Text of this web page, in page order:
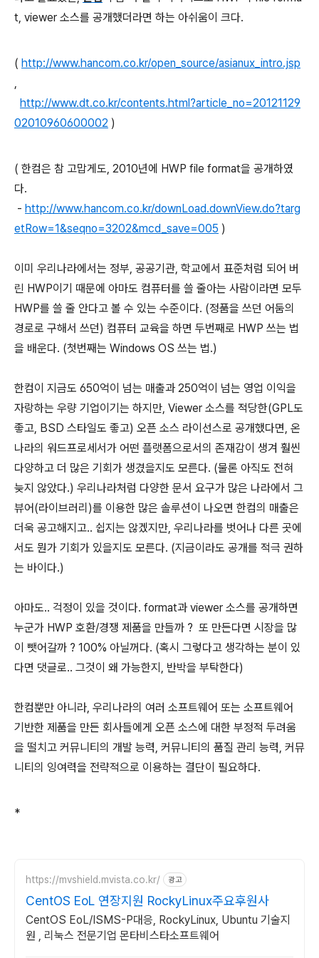
t, viewer 소스를 공개했더라면 하는 아쉬움이 크다.
( http://www.hancom.co.kr/open_source/asianux_intro.jsp
,
http://www.dt.co.kr/contents.html?article_no=20121129
02010960600002 )
( 한컴은 참 고맙게도, 2010년에 HWP file format을 공개하였
다.
- http://www.hancom.co.kr/downLoad.downView.do?targ
etRow=1&seqno=3202&mcd_save=005 )
이미 우리나라에서는 정부, 공공기관, 학교에서 표준처럼 되어 버
린 HWP이기 때문에 아마도 컴퓨터를 쓸 줄아는 사람이라면 모두
HWP를 쓸 줄 안다고 볼 수 있는 수준이다. (정품을 쓰던 어둠의
경로로 구해서 쓰던) 컴퓨터 교육을 하면 두번째로 HWP 쓰는 법
을 배운다. (첫번째는 Windows OS 쓰는 법.)
한컴이 지금도 650억이 넘는 매출과 250억이 넘는 영업 이익을
자랑하는 우량 기업이기는 하지만, Viewer 소스를 적당한(GPL도
좋고, BSD 스타일도 좋고) 오픈 소스 라이선스로 공개했다면, 온
나라의 워드프로세서가 어떤 플랫폼으로서의 존재감이 생겨 훨씬
다양하고 더 많은 기회가 생겼을지도 모른다. (물론 아직도 전혀
늦지 않았다.) 우리나라처럼 다양한 문서 요구가 많은 나라에서 그
뷰어(라이브러리)를 이용한 많은 솔루션이 나오면 한컴의 매출은
더욱 공고해지고.. 쉽지는 않겠지만, 우리나라를 벗어나 다른 곳에
서도 뭔가 기회가 있을지도 모른다. (지금이라도 공개를 적극 권하
는 바이다.)
아마도.. 걱정이 있을 것이다. format과 viewer 소스를 공개하면
누군가 HWP 호환/경쟁 제품을 만들까 ? 또 만든다면 시장을 많
이 뺏어갈까 ? 100% 아닐꺼다. (혹시 그렇다고 생각하는 분이 있
다면 댓글로.. 그것이 왜 가능한지, 반박을 부탁한다)
한컴뿐만 아니라, 우리나라의 여러 소프트웨어 또는 소프트웨어
기반한 제품을 만든 회사들에게 오픈 소스에 대한 부정적 두려움
을 떨치고 커뮤니티의 개발 능력, 커뮤니티의 품질 관리 능력, 커뮤
니티의 잉여력을 전략적으로 이용하는 결단이 필요하다.
*
https://mvshield.mvista.co.kr/ 광고
CentOS EoL 연장지원 RockyLinux주요후원사
CentOS EoL/ISMS-P대응, RockyLinux, Ubuntu 기술지
원 , 리눅스 전문기업 몬타비스타소프트웨어